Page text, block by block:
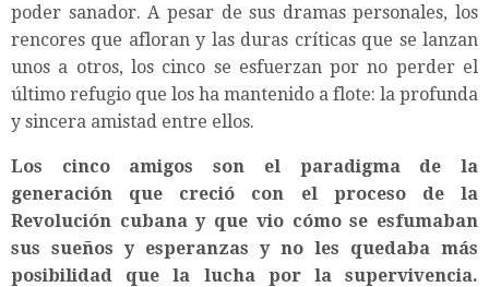
poder sanador. A pesar de sus dramas personales, los
rencores que afloran y las duras críticas que se lanzan
unos a otros, los cinco se esfuerzan por no perder el
último refugio que los ha mantenido a flote: la profunda
y sincera amistad entre ellos.
Los cinco amigos son el paradigma de la
generación que creció con el proceso de la
Revolución cubana y que vio cómo se esfumaban
sus sueños y esperanzas y no les quedaba más
posibilidad que la lucha por la supervivencia.